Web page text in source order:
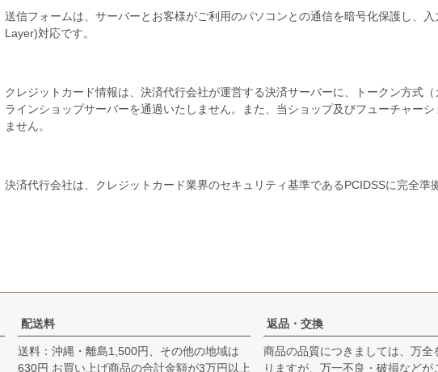
送信フォームは、サーバーとお客様がご利用のパソコンとの通信を暗号化保護し、
Layer)対応です。
クレジットカード情報は、決済代行会社が運営する決済サーバーに、トークン方式
ラインショップサーバーを通過いたしません。また、当ショップ及びフューチャー
ません。
決済代行会社は、クレジットカード業界のセキュリティ基準であるPCIDSSに完全準
配送料
送料：沖縄・離島1,500円、その他の地域は
630円 お買い上げ商品の合計金額が3万円以上
返品・交換
商品の品質につきましては、万全
りますが、万一不良・破損などが